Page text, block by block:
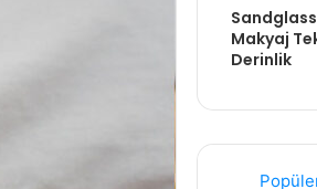
Sandglass
Makyaj
Derinlik